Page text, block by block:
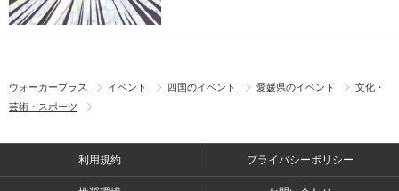
ウォーカープラス イベント 四国のイベント 愛媛県のイベント
文化・
芸術・スポーツ
利用規約 プライバシーポリシー